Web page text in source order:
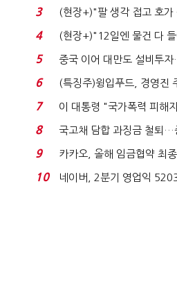
처분' 기준은 ...
3
(현장+)"팔 생각 접고 호가
요"…'덜 똘똘한 한 채'
4
(현장+)"12일엔 물건 다
빈 매대 채우며 문 연 ...
5
중국 이어 대만도 설비투
국전쟁’
6
(특징주)윙입푸드, 경영진
지에 상한가...
7
이 대통령 "국가폭력 피해
적극적 조사로 진...
8
국고채 담합 과징금 철퇴…
금 폭탄' 우려...
9
카카오, 올해 임금협약 최
6.3% 인상·격려...
10
네이버, 2분기 영업익